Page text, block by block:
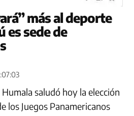
más al deporte
es sede de
saludó hoy la elección
los Juegos Panamericanos